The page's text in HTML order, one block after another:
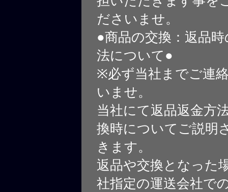
ださいませ。
●商品の交換：返品
法について●
※必ず当社までご連
いませ。
当社にて返品返金方
換時についてご説明
きます。
返品や交換となった
社指定の運送会社で